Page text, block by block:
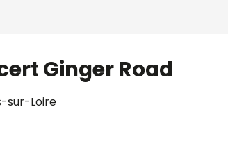
Ginger Road
sur-Loire